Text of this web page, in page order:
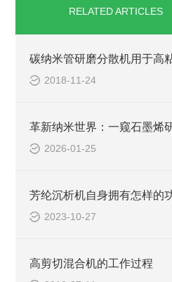
RELATED ARTICLES
2018-11-24
2026-01-25
2023-10-27
高剪切混合机的工作过程